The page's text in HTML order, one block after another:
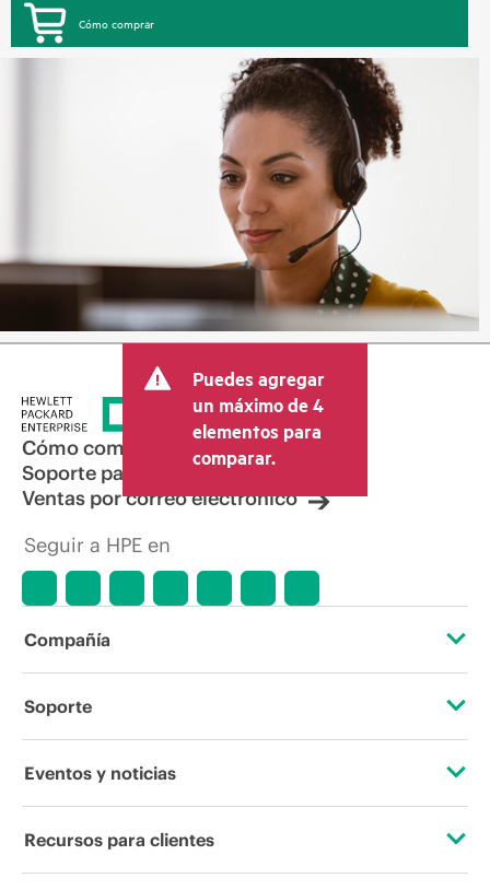
Cómo comprar
Puedes agregar
un máximo de 4
elementos para
comparar.
Cómo comprar
Soporte para productos
Ventas por correo electrónico
Seguir a HPE en
Compañía
Acerca de HPE
Responsabilidad corporativa
Soporte
Servicios de soporte operativo
Eventos y noticias
Eventos
Recursos para clientes